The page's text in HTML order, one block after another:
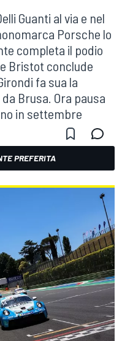
Guanti al via e nel
Porsche lo
completa il podio
Bristot conclude
fa sua la
Brusa. Ora pausa
in settembre
PREFERITA